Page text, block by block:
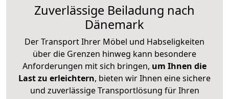
Zuverlässige Beiladung nach
Dänemark
Der Transport Ihrer Möbel und Habseligkeiten
über die Grenzen hinweg kann besondere
Anforderungen mit sich bringen, um Ihnen die
Last zu erleichtern, bieten wir Ihnen eine sichere
und zuverlässige Transportlösung für Ihren